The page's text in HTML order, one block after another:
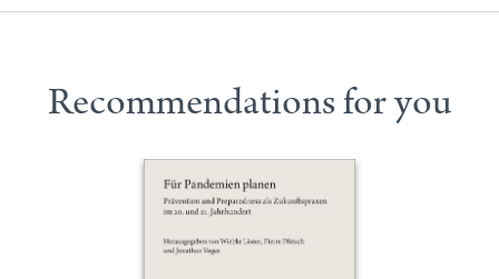
Recommendations for you